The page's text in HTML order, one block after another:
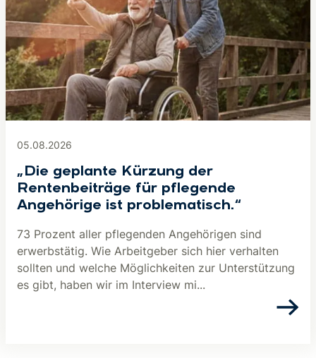
05.08.2026
„Die geplante Kürzung der
Rentenbeiträge für pflegende
Angehörige ist problematisch.“
73 Prozent aller pflegenden Angehörigen sind
erwerbstätig. Wie Arbeitgeber sich hier verhalten
sollten und welche Möglichkeiten zur Unterstützung
es gibt, haben wir im Interview mi...